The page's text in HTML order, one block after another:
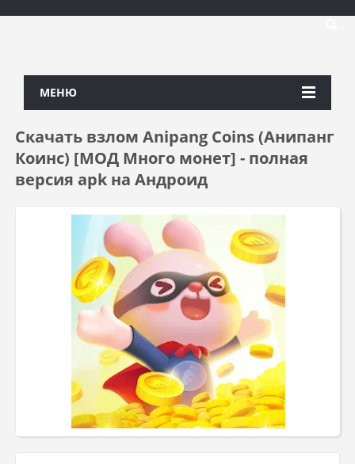
МЕНЮ
Скачать взлом Anipang Coins (Анипанг
Коинс) [МОД Много монет] - полная
версия apk на Андроид